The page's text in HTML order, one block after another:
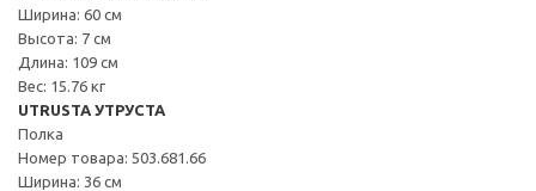
Ширина: 60 см
Высота: 7 см
Длина: 109 см
Вес: 15.76 кг
UTRUSTA УТРУСТА
Полка
Номер товара: 503.681.66
Ширина: 36 см